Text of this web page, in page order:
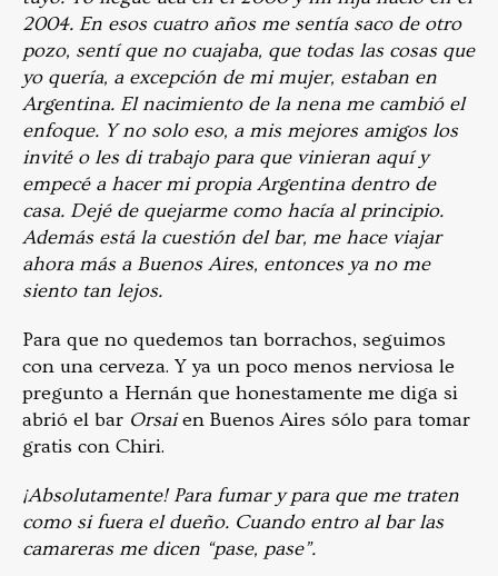
2004. En esos cuatro años me sentía saco de otro
pozo, sentí que no cuajaba, que todas las cosas que
yo quería, a excepción de mi mujer, estaban en
Argentina. El nacimiento de la nena me cambió el
enfoque. Y no solo eso, a mis mejores amigos los
invité o les di trabajo para que vinieran aquí y
empecé a hacer mi propia Argentina dentro de
casa. Dejé de quejarme como hacía al principio.
Además está la cuestión del bar, me hace viajar
ahora más a Buenos Aires, entonces ya no me
siento tan lejos.
Para que no quedemos tan borrachos, seguimos
con una cerveza. Y ya un poco menos nerviosa le
pregunto a Hernán que honestamente me diga si
abrió el bar Orsaien Buenos Aires sólo para tomar
gratis con Chiri.
¡Absolutamente! Para fumar y para que me traten
como si fuera el dueño. Cuando entro al bar las
camareras me dicen “pase, pase”.